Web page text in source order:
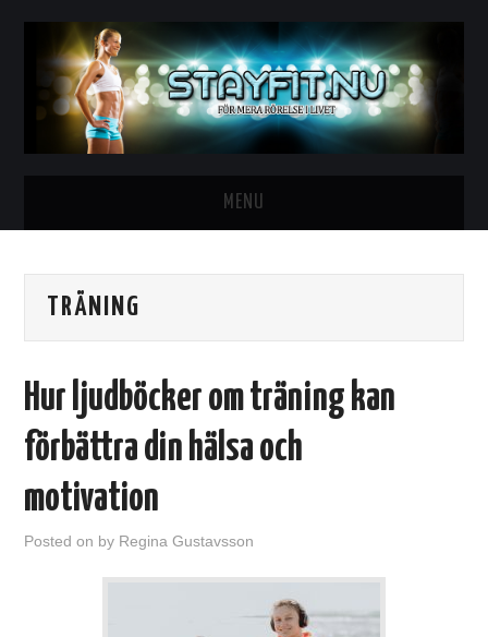
MENU
VILKEN TRÄNING PASSAR DIG?
KAMPSPORTSTRÄNING
STYRKETRÄNING
KATEGORIER
TRÄNING
Hur ljudböcker om träning kan
förbättra din hälsa och
motivation
Posted on by Regina Gustavsson